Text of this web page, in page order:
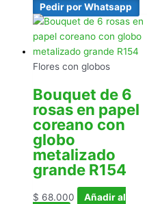
Pedir por Whatsapp
Flores con globos
Bouquet de 6
rosas en papel
coreano con
globo
metalizado
grande R154
$ 68.000
Añadir al